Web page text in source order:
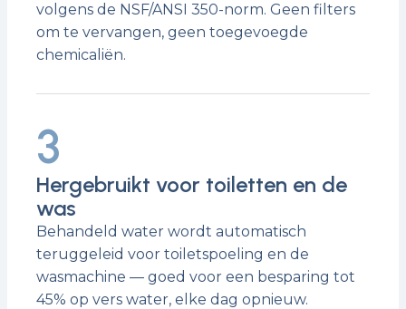
volgens de NSF/ANSI 350-norm. Geen filters
om te vervangen, geen toegevoegde
chemicaliën.
3
Hergebruikt voor toiletten en de
was
Behandeld water wordt automatisch
teruggeleid voor toiletspoeling en de
wasmachine — goed voor een besparing tot
45% op vers water, elke dag opnieuw.